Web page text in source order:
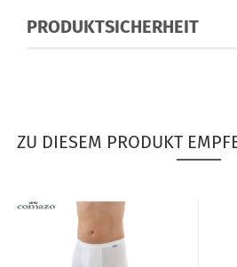
PRODUKTSICHERHEIT
ZU DIESEM PRODUKT